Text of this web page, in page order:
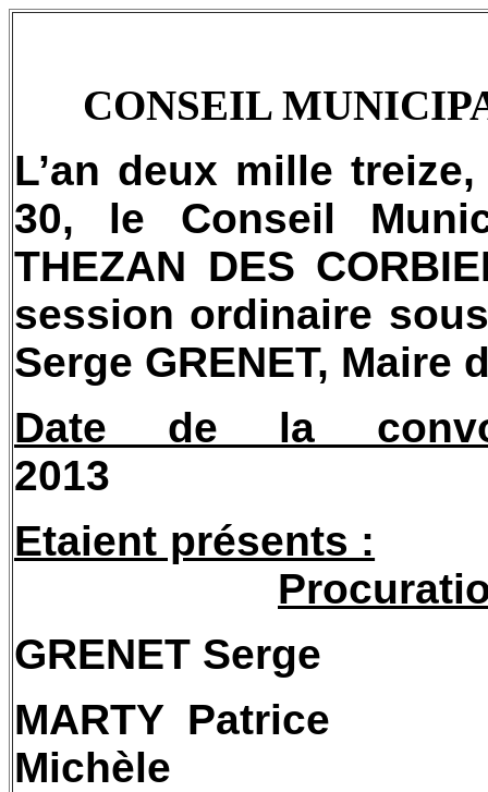
CONSEIL
L’an deux mille
30, le Conseil
THEZAN DES
session ordinaire
Serge GRENET, Maire
Date de la
2013
Etaient présents :
GRENET Serge
MARTY Patrice
Michèle